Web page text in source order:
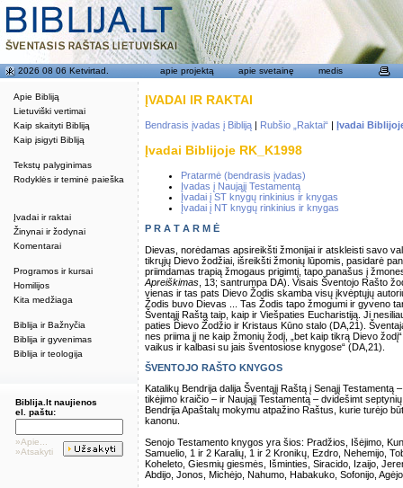
Apie Bibliją
Lietuviški vertimai
Kaip skaityti Bibliją
Kaip įsigyti Bibliją
Tekstų palyginimas
Rodyklės ir teminė paieška
Įvadai ir raktai
Žinynai ir žodynai
Komentarai
Programos ir kursai
Homilijos
Kita medžiaga
Biblija ir Bažnyčia
Biblija ir gyvenimas
Biblija ir teologija
2026 08 06 Ketvirtad. apie projektą apie svetainę medis
Biblija.lt naujienos
el. paštu:
»Apie...
»Atsakyti
ĮVADAI IR RAKTAI
Bendrasis įvadas į Bibliją | Rubšio „Raktai“ | Įvadai
Įvadai Biblijoje RK_K1998
Pratarmė (bendrasis įvadas)
Įvadas į Naująjį Testamentą
Įvadai į ST knygų rinkinius ir knygas
Įvadai į NT knygų rinkinius ir knygas
P R A T A R M Ė
Dievas, norėdamas apsireikšti žmonijai ir atskleisti savo
tikrųjų Dievo žodžiai, išreikšti žmonių lūpomis, pasidarė
priimdamas trapią žmogaus prigimtį, tapo panašus į
Apreiškimas , 13; santrumpa DA). Visais Šventojo Rašto
vienas ir tas pats Dievo Žodis skamba visų įkvėptųjų
Žodis buvo Dievas ... Tas Žodis tapo žmogumi ir gyveno
Šventąjį Raštą taip, kaip ir Viešpaties Eucharistiją. Ji
paties Dievo Žodžio ir Kristaus Kūno stalo (DA,21).
nes priima jį ne kaip žmonių žodį, „bet kaip tikrą Dievo
vaikus ir kalbasi su jais šventosiose knygose“ (DA,21).
ŠVENTOJO RAŠTO KNYGOS
Katalikų Bendrija dalija Šventąjį Raštą į Senąjį
tikėjimo kraičio – ir Naująjį Testamentą – dvidešimt
Bendrija Apaštalų mokymu atpažino Raštus, kurie turėjo
kanonu.
Senojo Testamento knygos yra šios: Pradžios, Išėjimo,
Samuelio, 1 ir 2 Karalių, 1 ir 2 Kronikų, Ezdro, Nehemijo,
Koheleto, Giesmių giesmės, Išminties, Siracido, Izaijo,
Abdijo, Jonos, Michėjo, Nahumo, Habakuko, Sofonijo,